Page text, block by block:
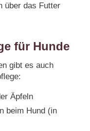
über das Futter
für Hunde
gibt es auch
Äpfeln
beim Hund (in